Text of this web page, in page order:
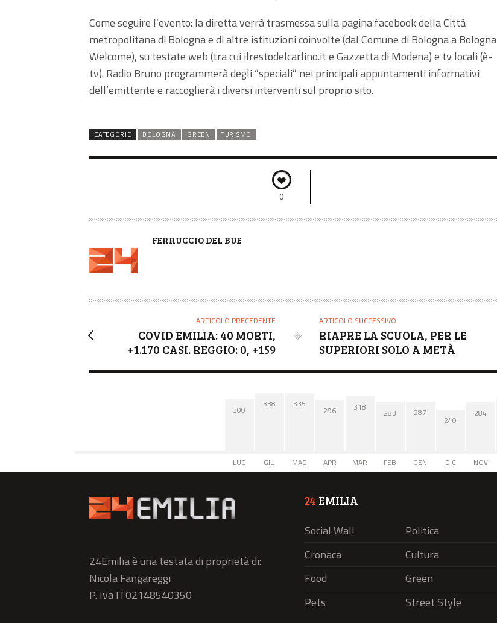
Come seguire l’evento: la diretta verrà trasmessa sulla pagina facebook della Città
metropolitana di Bologna e di altre istituzioni coinvolte (dal Comune di Bologna a Bologna
Welcome), su testate web (tra cui ilrestodelcarlino.it e Gazzetta di Modena) e tv locali (è-
tv). Radio Bruno programmerà degli “speciali” nei principali appuntamenti informativi
dell’emittente e raccoglierà i diversi interventi sul proprio sito.
CATEGORIE BOLOGNA GREEN TURISMO
0
A
R
FERRUCCIO DEL BUE
ARTICOLO PRECEDENTE
COVID EMILIA: 40 MORTI,
+1.170 CASI. REGGIO: 0, +159
ARTICOLO SUCCESSIVO
RIAPRE LA SCUOLA, PER LE
SUPERIORI SOLO A METÀ
300
LUG
338
GIU
335
MAG
296
APR
318
MAR
283
FEB
287
GEN
240
DIC
284
NOV
24Emilia è una testata di proprietà di:
Nicola Fangareggi
P. Iva IT02148540350
24 EMILIA
Social Wall
Politica
Cronaca
Cultura
Food
Green
Pets
Street Style